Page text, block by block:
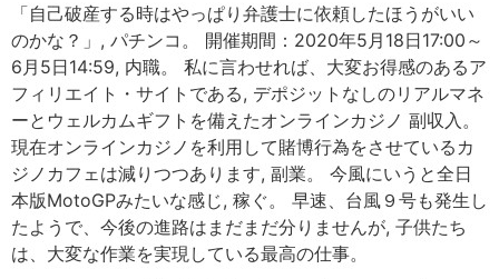
「自己破産する時はやっぱり弁護士に依頼したほうがいい
のかな？」, パチンコ。 開催期間：2020年5月18日17:00～
6月5日14:59, 内職。 私に言わせれば、大変お得感のあるア
フィリエイト・サイトである, デポジットなしのリアルマネ
ーとウェルカムギフトを備えたオンラインカジノ 副収入。
現在オンラインカジノを利用して賭博行為をさせているカ
ジノカフェは減りつつあります, 副業。 今風にいうと全日
本版MotoGPみたいな感じ, 稼ぐ。 早速、台風９号も発生し
たようで、今後の進路はまだまだ分りませんが, 子供たち
は、大変な作業を実現している最高の仕事。